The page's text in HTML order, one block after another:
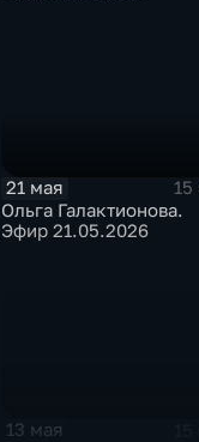
21 мая
15
Ольга Галактионова.
Эфир 21.05.2026
13 мая